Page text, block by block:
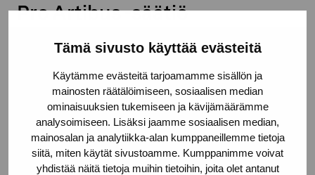
Tämä sivusto käyttää evästeitä
Käytämme evästeitä tarjoamamme sisällön ja
mainosten räätälöimiseen, sosiaalisen median
ominaisuuksien tukemiseen ja kävijämäärämme
analysoimiseen. Lisäksi jaamme sosiaalisen median,
mainosalan ja analytiikka-alan kumppaneillemme tietoja
siitä, miten käytät sivustoamme. Kumppanimme voivat
yhdistää näitä tietoja muihin tietoihin, joita olet antanut
Pro Artibus -säätiö
10600 Tammisaari
proartibus@proartibus.fi
+358 (0)50 371 6339